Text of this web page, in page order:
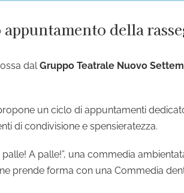
della
dalGruppo Teatrale Nuovo
un ciclo di appuntamenti
di condivisione e spensieratezza.
A palle!”, una commedia
prende forma con una Commedia